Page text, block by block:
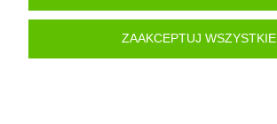
MOJE KONTO
ZAAKCEPTUJ WSZYSTKIE